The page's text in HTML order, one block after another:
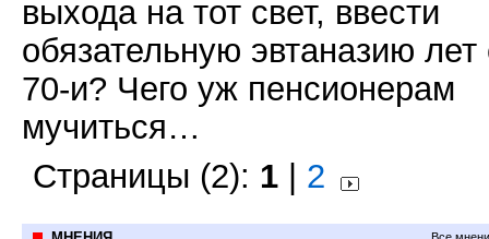
выхода на тот свет, ввести
обязательную эвтаназию лет
70-и? Чего уж пенсионерам
мучиться…
Страницы (2): 1 2